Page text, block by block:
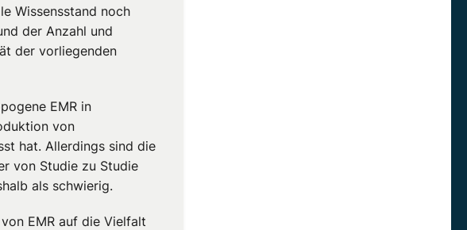
Wissensstand noch
der Anzahl und
der vorliegenden
EMR in
von
hat. Allerdings sind die
von Studie zu Studie
als schwierig.
EMR auf die Vielfalt